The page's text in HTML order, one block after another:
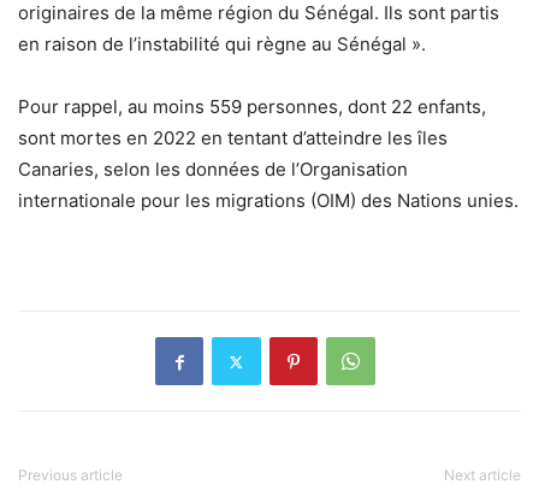
originaires de la même région du Sénégal. Ils sont partis
en raison de l’instabilité qui règne au Sénégal ».
Pour rappel, au moins 559 personnes, dont 22 enfants,
sont mortes en 2022 en tentant d’atteindre les îles
Canaries, selon les données de l’Organisation
internationale pour les migrations (OIM) des Nations unies.
Previous article Next article